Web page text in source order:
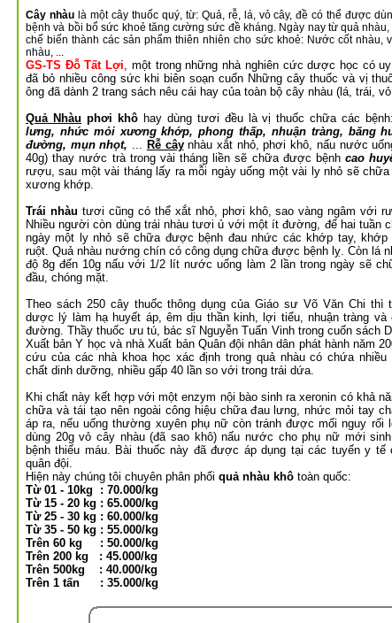
Cây nhàulà một cây thuốc quý, từ: Quả, rễ, lá, vỏ cây, đề có thể được
bệnh và bồi bổ sức khoẻ tăng cường sức đề kháng. Ngày nay từ quả
chế biến thành các sản phẩm thiên nhiên cho sức khoẻ: Nước cốt nhàu,
nhàu, ...
GS-TS Đỗ Tất Lợi, một trong những nhà nghiên cức dược học có
đã bỏ nhiều công sức khi biên soạn cuốn Những cây thuốc và vị
ông đã dành 2 trang sách nêu cái hay của toàn bộ cây nhàu (lá, trái,
Quả Nhàu phơi khôhay dùng tươi đều là vị thuốc chữa các
lưng, nhức mỏi xương khớp, phong thấp, nhuận tràng, băng
đường, mụn nhọt, ... Rễ câynhàu xắt nhỏ, phơi khô, nấu nước
40g) thay nước trà trong vài tháng liền sẽ chữa được bệnhcao
rượu, sau một vài tháng lấy ra mỗi ngày uống một vài ly nhỏ sẽ
xương khớp.
Trái nhàu tươi cũng có thể xắt nhỏ, phơi khô, sao vàng ngâm với
Nhiều người còn dùng trái nhàu tươi ủ với một ít đường, để hai tuần
ngày một ly nhỏ sẽ chữa được bệnh đau nhức các khớp tay, khớp
ruột. Quả nhàu nướng chín có công dụng chữa được bệnh lỵ. Còn lá
độ 8g đến 10g nấu với 1/2 lít nước uống làm 2 lần trong ngày sẽ
đầu, chóng mặt.
Theo sách 250 cây thuốc thông dụng của Giáo sư Võ Văn Chi thì
dược lý làm hạ huyết áp, êm dịu thần kinh, lợi tiểu, nhuận tràng
đường. Thầy thuốc ưu tú, bác sĩ Nguyễn Tuấn Vinh trong cuốn sách
Xuất bản Y học và nhà Xuất bản Quân đội nhân dân phát hành năm
cứu của các nhà khoa học xác định trong quả nhàu có chứa nhiều
chất dinh dưỡng, nhiều gấp 40 lần so với trong trái dứa.
Khi chất này kết hợp với một enzym nội bào sinh ra xeronin có khả
chữa và tái tạo nên ngoài công hiệu chữa đau lưng, nhức mỏi tay
áp ra, nếu uống thường xuyên phụ nữ còn tránh được mối nguy rối
dùng 20g vỏ cây nhàu (đã sao khô) nấu nước cho phụ nữ mới
bệnh thiếu máu. Bài thuốc này đã được áp dụng tại các tuyến y
quân đội.
Hiện này chúng tôi chuyên phân phối quả nhàu khô toàn quốc:
Từ 01 - 10kg : 70.000/kg
Từ 15 - 20 kg : 65.000/kg
Từ 25 - 30 kg : 60.000/kg
Từ 35 - 50 kg : 55.000/kg
Trên 60 kg : 50.000/kg
Trên 200 kg : 45.000/kg
Trên 500kg : 40.000/kg
Trên 1 tấn
: 35.000/kg